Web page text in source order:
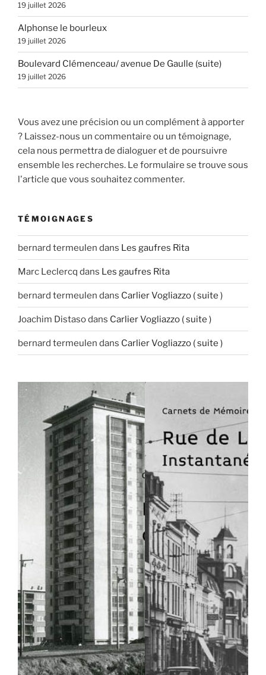
19 juillet 2026
Alphonse le bourleux
19 juillet 2026
Boulevard Clémenceau/ avenue De Gaulle (suite)
19 juillet 2026
Vous avez une précision ou un complément à apporter
? Laissez-nous un commentaire ou un témoignage,
cela nous permettra de dialoguer et de poursuivre
ensemble les recherches. Le formulaire se trouve sous
l'article que vous souhaitez commenter.
TÉMOIGNAGES
bernard termeulen dans Les gaufres Rita
Marc Leclercq dans Les gaufres Rita
bernard termeulen dans Carlier Vogliazzo ( suite )
Joachim Distasodans Carlier Vogliazzo ( suite )
bernard termeulen dans Carlier Vogliazzo ( suite )